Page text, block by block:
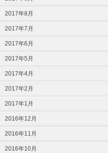
2017年8月
2017年7月
2017年6月
2017年5月
2017年4月
2017年2月
2017年1月
2016年12月
2016年11月
2016年10月